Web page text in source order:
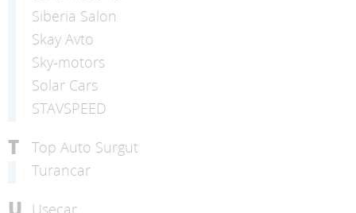
Siberia Salon
Skay Avto
Sky-motors
Solar Cars
STAVSPEED
T
Top Auto Surgut
Turancar
Usecar